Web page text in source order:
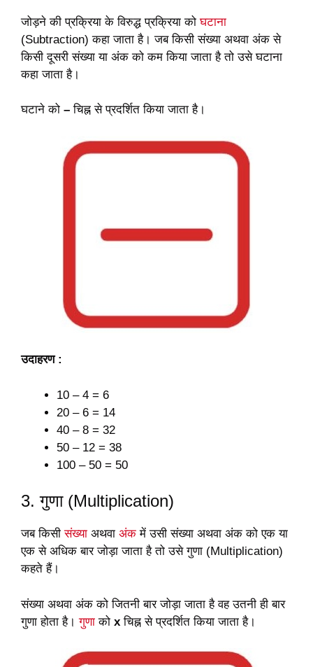
जोड़ने की प्रक्रिया के विरुद्ध प्रक्रिया कोघटाना
(Subtraction) कहा जाता है। जब किसी संख्या अथवा अंक से
किसी दूसरी संख्या या अंक को कम किया जाता है तो उसे घटाना
कहा जाता है।
घटाने को – चिह्न से प्रदर्शित किया जाता है।
उदाहरण :
10 – 4 = 6
20 – 6 = 14
40 – 8 = 32
50 – 12 = 38
100 – 50 = 50
3. गुणा (Multiplication)
जब किसीसंख्या अथवा अंक में उसी संख्या अथवा अंक को एक या
एक से अधिक बार जोड़ा जाता है तो उसे गुणा (Multiplication)
कहते हैं।
संख्या अथवा अंक को जितनी बार जोड़ा जाता है वह उतनी ही बार
गुणा होता है।गुणा को x चिह्न से प्रदर्शित किया जाता है।